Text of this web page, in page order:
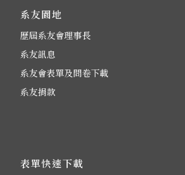
系友園地
歷屆系友會理事長
系友訊息
系友會表單及問卷下載
系友捐款
表單快速下載